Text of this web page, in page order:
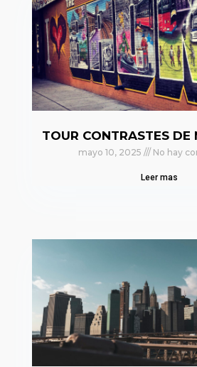
TOUR CONTRASTES DE
mayo 10, 2025 No hay
Leer mas